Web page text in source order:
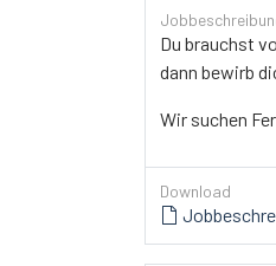
Du brauchst
dann bewirb
Wir suchen
Download